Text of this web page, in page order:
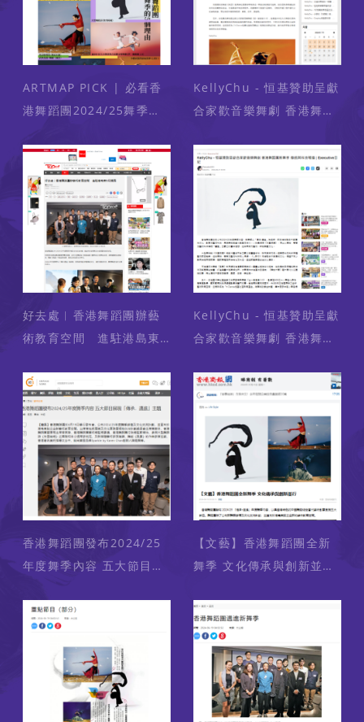
ARTMAP PICK | 必看香
港舞蹈團2024/25舞季的5
藝術地圖） 2024-07-01
KellyChu - 恒基贊助呈獻
合家歡音樂舞劇 香港舞蹈
| Executive日記（媒
體：頭條日報頭條網Blog
City） 2024-06-21
好去處︱香港舞蹈團辦藝
術教育空間 進駐港島東9
日報）2024-06-20
KellyChu - 恒基贊助呈獻
合家歡音樂舞劇 香港舞蹈
| Executive日記 （媒
體： 星島頭條 ） 2024-
06-21
香港舞蹈團發布2024/25
年度舞季內容 五大節目展
（媒體： 橙新聞 ）
2024-06-19
【文藝】香港舞蹈團全新
舞季 文化傳承與創新並行
2024-06-19